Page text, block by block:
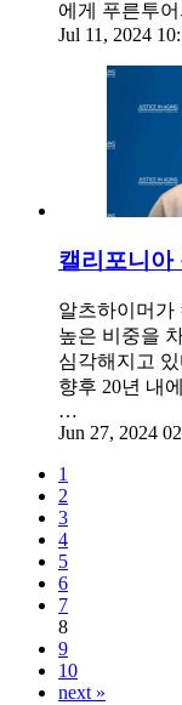
에게 푸른투
Jul 11, 2024
캘리포니아
알츠하이머가
높은 비중을
심각해지고
향후 20년 내
…
Jun 27, 2024
1
2
3
4
5
6
7
8
9
10
next »